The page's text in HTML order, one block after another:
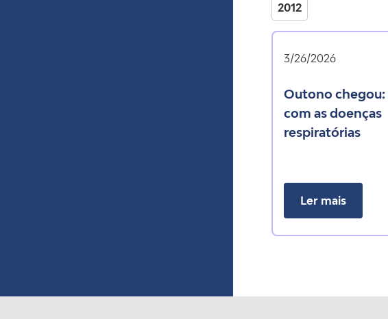
2012
3/26/2026
outono chegou: cuidado
com as doenças
respiratórias
Ler mais